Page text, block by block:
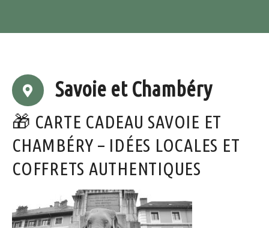
Savoie et Chambéry
🎁 CARTE CADEAU SAVOIE ET
CHAMBÉRY – IDÉES LOCALES ET
COFFRETS AUTHENTIQUES